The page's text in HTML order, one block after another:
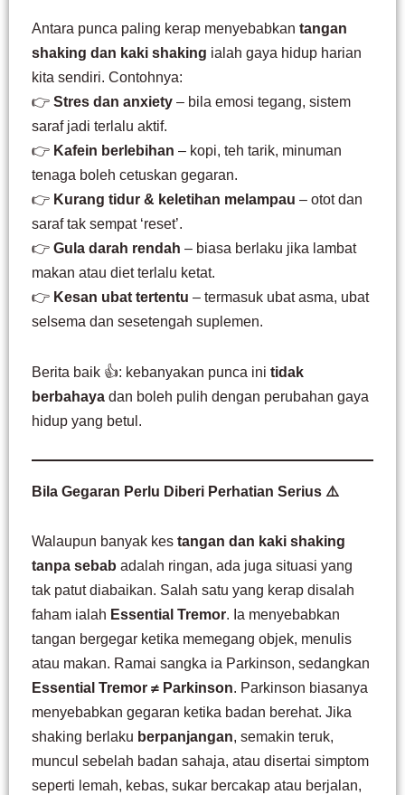
Antara punca paling kerap menyebabkan tangan
shaking dan kaki shaking ialah gaya hidup harian
kita sendiri. Contohnya:
👉 Stres dan anxiety – bila emosi tegang, sistem
saraf jadi terlalu aktif.
👉 Kafein berlebihan – kopi, teh tarik, minuman
tenaga boleh cetuskan gegaran.
👉 Kurang tidur & keletihan melampau – otot dan
saraf tak sempat ‘reset’.
👉 Gula darah rendah – biasa berlaku jika lambat
makan atau diet terlalu ketat.
👉 Kesan ubat tertentu – termasuk ubat asma, ubat
selsema dan sesetengah suplemen.
Berita baik 👍: kebanyakan punca ini tidak
berbahaya dan boleh pulih dengan perubahan gaya
hidup yang betul.
Bila Gegaran Perlu Diberi Perhatian Serius ⚠️
Walaupun banyak kes tangan dan kaki shaking
tanpa sebab adalah ringan, ada juga situasi yang
tak patut diabaikan. Salah satu yang kerap disalah
faham ialah Essential Tremor. Ia menyebabkan
tangan bergegar ketika memegang objek, menulis
atau makan. Ramai sangka ia Parkinson, sedangkan
Essential Tremor ≠ Parkinson. Parkinson biasanya
menyebabkan gegaran ketika badan berehat. Jika
shaking berlaku berpanjangan, semakin teruk,
muncul sebelah badan sahaja, atau disertai simptom
seperti lemah, kebas, sukar bercakap atau berjalan,